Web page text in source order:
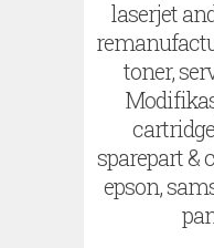
laserjet
toner,
sparepart &
epson,